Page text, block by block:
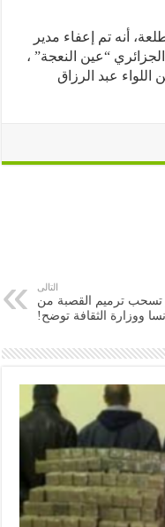
تم إعفاء مدير
“عين النعجة” ،
عبد الرزاق
ترميم القصبة من
الثقافة توضح!